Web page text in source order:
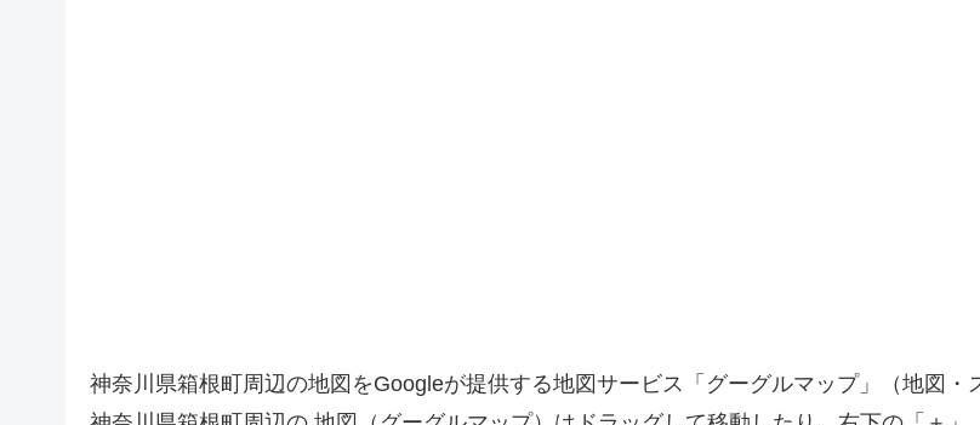
神奈川県箱根町周辺の地図をGoogleが提供する地図サービス「グーグルマップ」（地図・